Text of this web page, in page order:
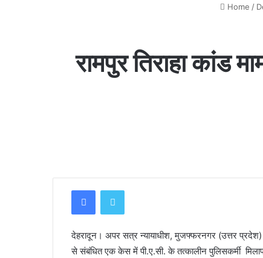
Home /
रामपुर तिराहा कांड
देहरादून। अपर सत्र न्यायाधीश, मुजफ्फरनगर (उत्तर
से संबंधित एक केस में पी.ए.सी. के तत्कालीन पुलिसकर्मी